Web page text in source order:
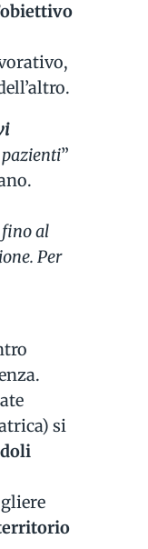
”
fino al
Per
si